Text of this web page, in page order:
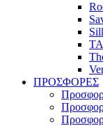
ΠΡΟΣΦΟΡΕΣ